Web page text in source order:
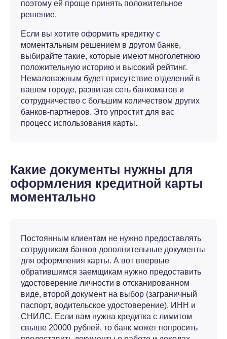
поэтому ей проще принять положительное
решение.
Если вы хотите оформить кредитку с
моментальным решением в другом банке,
выбирайте такие, которые имеют многолетнюю
положительную историю и высокий рейтинг.
Немаловажным будет присутствие отделений в
вашем городе, развитая сеть банкоматов и
сотрудничество с большим количеством других
банков-партнеров. Это упростит для вас
процесс использования карты.
Какие документы нужны для
оформления кредитной карты
моментально
Постоянным клиентам не нужно предоставлять
сотрудникам банков дополнительные документы
для оформления карты. А вот впервые
обратившимся заемщикам нужно предоставить
удостоверение личности в отсканированном
виде, второй документ на выбор (заграничный
паспорт, водительское удостоверение), ИНН и
СНИЛС. Если вам нужна кредитка с лимитом
свыше 20000 рублей, то банк может попросить